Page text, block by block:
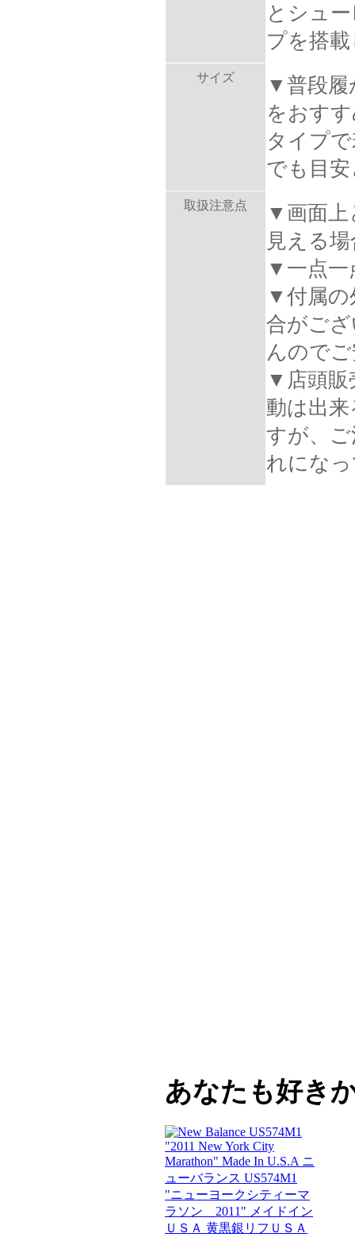
とシュ
プを搭
サイズ
▼普段履
をおす
タイプ
でも目
取扱注意点
▼画面上
見える
▼一点一
▼付属の
合がご
んので
▼店頭販
動は出
すが、
れにな
あなたも好き